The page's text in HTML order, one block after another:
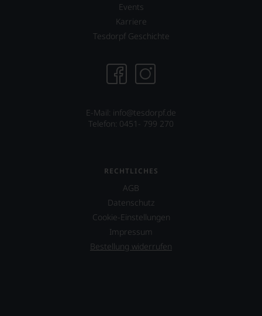
Events
Karriere
Tesdorpf Geschichte
E-Mail: info@tesdorpf.de
Telefon: 0451- 799 270
RECHTLICHES
AGB
Datenschutz
Cookie-Einstellungen
Impressum
Bestellung widerrufen